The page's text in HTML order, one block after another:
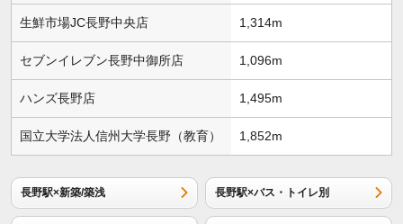
生鮮市場JC長野中央店 1,314m
セブンイレブン長野中御所店 1,096m
ハンズ長野店 1,495m
国立大学法人信州大学長野（教育） 1,852m
長野駅×新築/築浅 長野駅×バス・トイレ別